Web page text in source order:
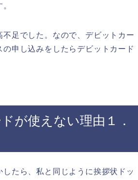
足でした。なので、デビットカー
申し込みをしたらデビットカード
が使えない理由１．
たら、私と同じように挨拶状ドッ